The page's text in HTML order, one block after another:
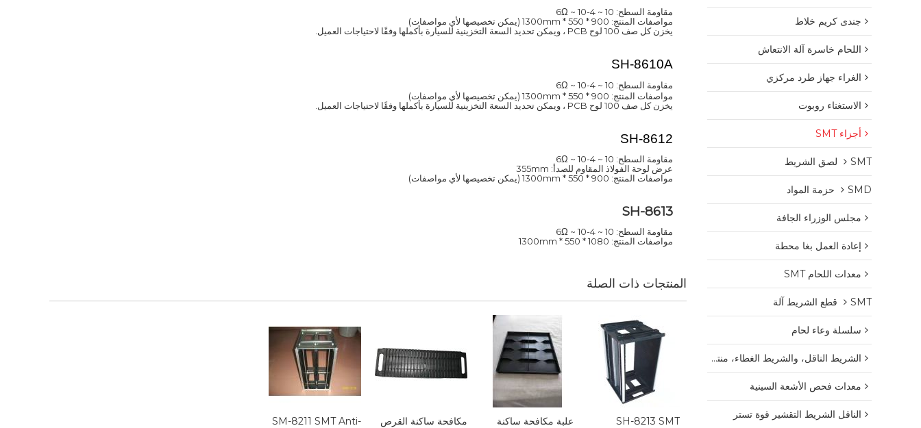
جندى كريم خلاط
اللحام خاسرة آلة الانتعاش
الغراء جهاز طرد مركزي
الاستغناء روبوت
أجزاء SMT
SMT لصق الشريط
SMD حزمة المواد
مجلس الوزراء الجافة
إعادة العمل بغا محطة
معدات اللحام SMT
SMT قطع الشريط آلة
سلسلة وعاء لحام
الشريط الناقل، والشريط الغطاء، منتجات البلاستيك بكرة
معدات فحص الأشعة السينية
الناقل الشريط التقشير قوة تستر
مقاومة السطح: 10 ~ 4-10 ~ 6Ω
مواصفات المنتج: 900 * 550 * 1300mm (يمكن تخصيصها لأي مواصفات)
يخزن كل صف 100 لوح PCB ، ويمكن تحديد السعة التخزينية للسيارة بأكملها وفقًا لاحتياجات العميل.
SH-8610A
مقاومة السطح: 10 ~ 4-10 ~ 6Ω
مواصفات المنتج: 900 * 550 * 1300mm (يمكن تخصيصها لأي مواصفات)
يخزن كل صف 100 لوح PCB ، ويمكن تحديد السعة التخزينية للسيارة بأكملها وفقًا لاحتياجات العميل.
SH-8612
مقاومة السطح: 10 ~ 4-10 ~ 6Ω
عرض لوحة الفولاذ المقاوم للصدأ: 355mm
مواصفات المنتج: 900 * 550 * 1300mm (يمكن تخصيصها لأي مواصفات)
SH-8613
مقاومة السطح: 10 ~ 4-10 ~ 6Ω
مواصفات المنتج: 1080 * 550 * 1300mm
المنتجات ذات الصلة
SH-8213 SMT
علبة مكافحة ساكنة
مكافحة ساكنة القرص
SM-8211 SMT Anti-